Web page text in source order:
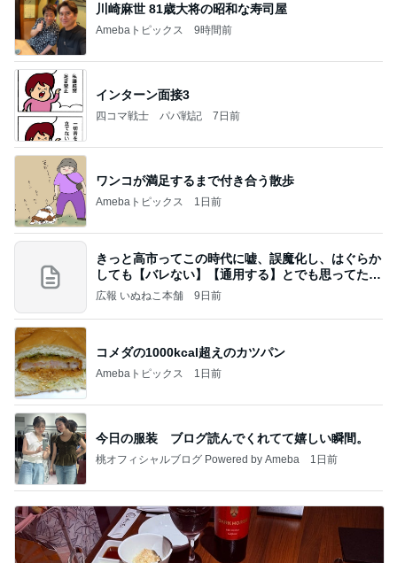
川崎麻世 81歳大将の昭和な寿司屋
Amebaトピックス 9時間前
インターン面接3
四コマ戦士 パパ戦記 7日前
ワンコが満足するまで付き合う散歩
Amebaトピックス 1日前
きっと高市ってこの時代に嘘、誤魔化し、はぐらか
しても【バレない】【通用する】とでも思ってたん
だろ
広報 いぬねこ本舗 9日前
コメダの1000kcal超えのカツパン
Amebaトピックス 1日前
今日の服装 ブログ読んでくれてて嬉しい瞬間。
桃オフィシャルブログ Powered by Ameba 1日前